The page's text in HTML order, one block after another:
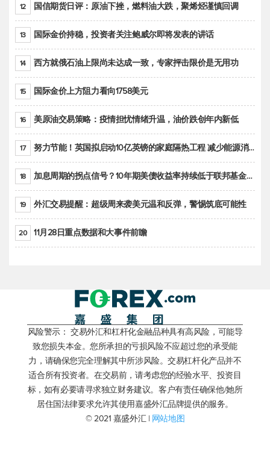
12 国信期货日评：原油下挫，燃料油大跌，聚烯烃谨慎回调
13 国际金价持稳，投资者关注鲍威尔即将发表的讲话
14 西方就俄石油上限尚未达成一致，专家抨击限价是无用功
15 国际金价上方阻力看向1758美元
16 美原油交易策略：疫情担忧情绪升温，油价跌创年内新低
17 努力节能！英国拟启动10亿英镑的家庭隔热工程 减少能源消耗
18 加息周期的拐点信号？10年期美债收益率持续低于联邦基金利率目标区间
19 外汇交易提醒：超级周来袭美元温和反弹，警惕筑底可能性
20 11月28日重点数据和大事件前瞻
风险警示： 交易外汇和杠杆化金融品种具有高风险，可能导
致您损失本金。您所承担的亏损风险不应超过您的承受能
力，请确保您完全理解其中所涉风险。交易杠杆化产品并不
适合所有投资者。在交易前，请考虑您的经验水平、投资目
标，如有必要请寻求独立财务建议。客户有责任确保他/她所
居住国法律要求允许其使用嘉盛外汇品牌提供的服务。
© 2021 嘉盛外汇 | 网站地图